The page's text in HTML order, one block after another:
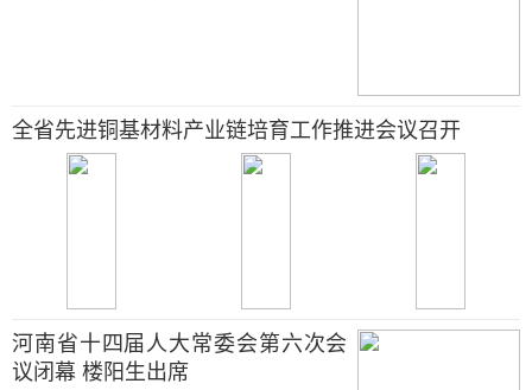
全省先进铜基材料产业链培育工作推进会议召开
河南省十四届人大常委会第六次会
议闭幕 楼阳生出席